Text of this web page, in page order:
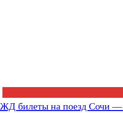
ЖД билеты на поезд Сочи —